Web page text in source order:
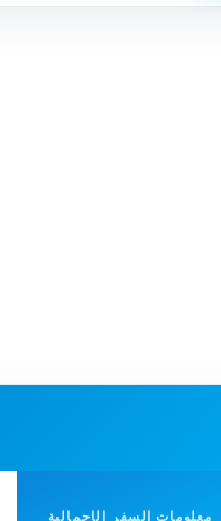
معلومات السفر الإجمالية